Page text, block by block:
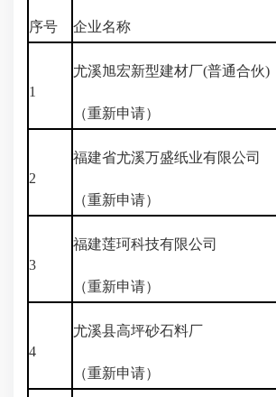
序号 企业名称
1
尤溪旭宏新型建材厂(普通合伙)
（重新申请）
2
福建省尤溪万盛纸业有限公司
（重新申请）
3
福建莲珂科技有限公司
（重新申请）
4
尤溪县高坪砂石料厂
（重新申请）